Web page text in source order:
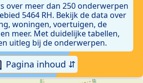
over meer dan 250 onderwerpen
5464 RH. Bekijk de data over
woningen, voertuigen, de
meer. Met duidelijke tabellen,
uitleg bij de onderwerpen.
Pagina inhoud ⇵